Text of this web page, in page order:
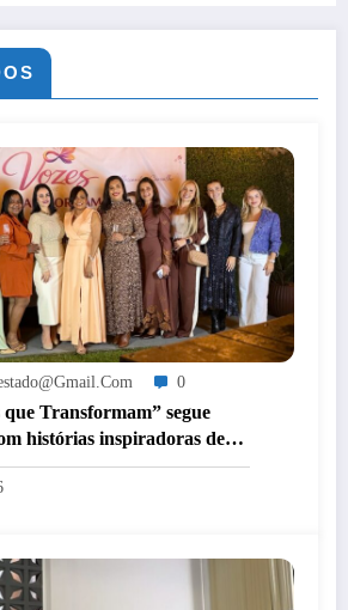
0
que Transformam” segue
histórias inspiradoras de